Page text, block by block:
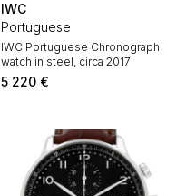
IWC
Portuguese
IWC Portuguese Chronograph
watch in steel, circa 2017
5 220 €